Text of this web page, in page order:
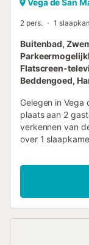
Vega de San
2 pers. 1
Buitenbad,
Flatscreen-
Beddengoed,
Gelegen in Vega
plaats aan 2
verkennen van
over 1
culinaire
airconditioning,
flatscreen-tv,
omgeving.